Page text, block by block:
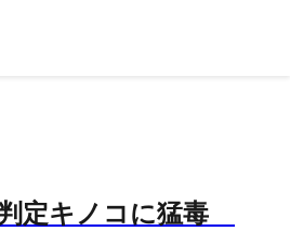
定キノコに猛毒